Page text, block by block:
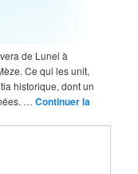
de Lunel à
Ce qui les unit,
historique, dont un
…Continuer la